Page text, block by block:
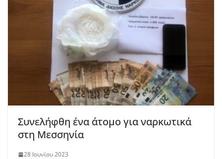
Συνελήφθη ένα άτομο για ναρκωτικά
στη Μεσσηνία
28 Ιουνίου 2023